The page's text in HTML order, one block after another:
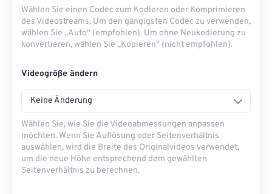
Wählen Sie einen Codec zum Kodieren oder Komprimieren
des Videostreams. Um den gängigsten Codec zu verwenden,
wählen Sie „Auto“ (empfohlen). Um ohne Neukodierung zu
konvertieren, wählen Sie „Kopieren“ (nicht empfohlen).
Videogröße ändern
Keine Änderung
Wählen Sie, wie Sie die Videoabmessungen anpassen
möchten. Wenn Sie Auflösung oder Seitenverhältnis
auswählen, wird die Breite des Originalvideos verwendet,
um die neue Höhe entsprechend dem gewählten
Seitenverhältnis zu berechnen.